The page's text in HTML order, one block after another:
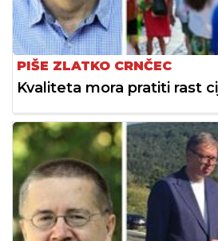
PIŠE ZLATKO CRNČEC
Kvaliteta mora pratiti rast